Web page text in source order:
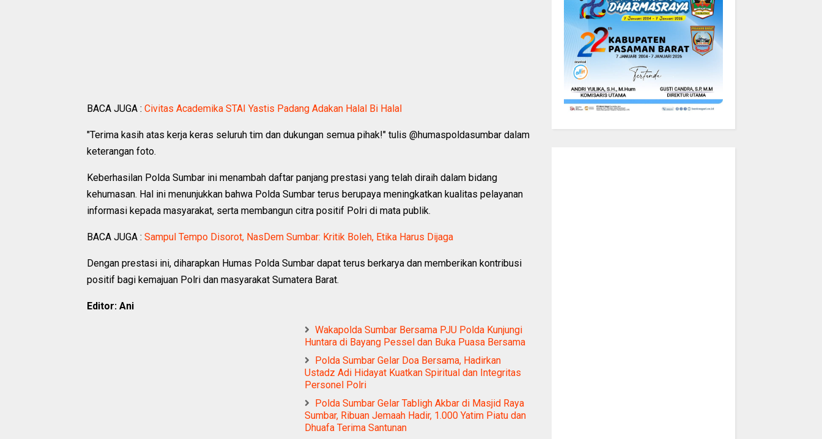
BACA JUGA : Civitas Academika STAI Yastis Padang Adakan Halal Bi Halal
"Terima kasih atas kerja keras seluruh tim dan dukungan semua pihak!" tulis @humaspoldasumbar dalam
keterangan foto.
Keberhasilan Polda Sumbar ini menambah daftar panjang prestasi yang telah diraih dalam bidang
kehumasan. Hal ini menunjukkan bahwa Polda Sumbar terus berupaya meningkatkan kualitas pelayanan
informasi kepada masyarakat, serta membangun citra positif Polri di mata publik.
BACA JUGA : Sampul Tempo Disorot, NasDem Sumbar: Kritik Boleh, Etika Harus Dijaga
Dengan prestasi ini, diharapkan Humas Polda Sumbar dapat terus berkarya dan memberikan kontribusi
positif bagi kemajuan Polri dan masyarakat Sumatera Barat.
Editor: Ani
Wakapolda Sumbar Bersama PJU Polda Kunjungi
Huntara di Bayang Pessel dan Buka Puasa Bersama
Polda Sumbar Gelar Doa Bersama, Hadirkan
Ustadz Adi Hidayat Kuatkan Spiritual dan Integritas
Personel Polri
Polda Sumbar Gelar Tabligh Akbar di Masjid Raya
Sumbar, Ribuan Jemaah Hadir, 1.000 Yatim Piatu dan
Dhuafa Terima Santunan